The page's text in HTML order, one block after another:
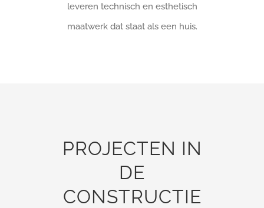
leveren technisch en esthetisch
maatwerk dat staat als een huis.
PROJECTEN IN
DE
CONSTRUCTIE